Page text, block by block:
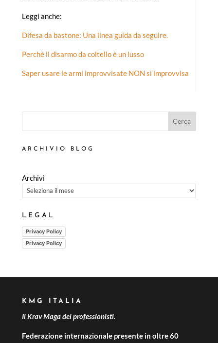
Leggi anche:
Difesa da bastone: Una linea guida da seguire.
Perchè il disarmo da coltello è un lusso
Saper usare le armi improvvisate NON si improvvisa
Cerca
ARCHIVIO BLOG
Archivi
LEGAL
Privacy Policy
Privacy Policy
KMG ITALIA
Il Krav Maga dei professionisti.
Federazione internazionale presente in oltre 60